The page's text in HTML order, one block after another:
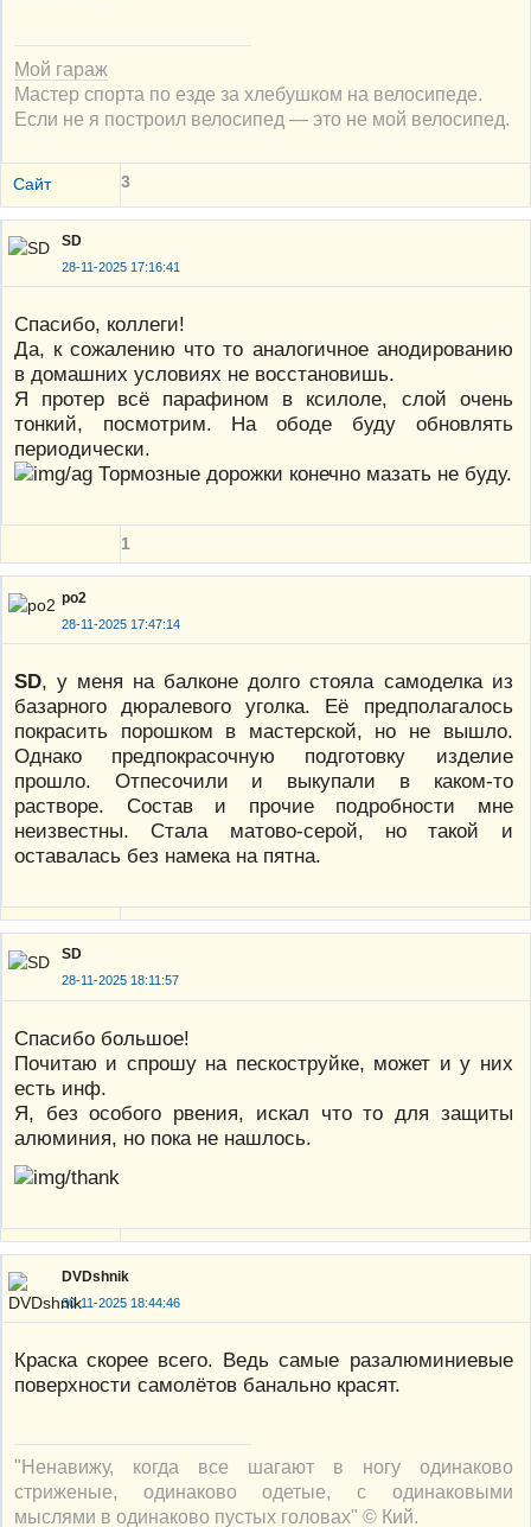
Мой гараж
Мастер спорта по езде за хлебушком на велосипеде.
Если не я построил велосипед — это не мой велосипед.
Сайт 3
SD
28-11-2025 17:16:41
Спасибо, коллеги!
Да, к сожалению что то аналогичное анодированию
в домашних условиях не восстановишь.
Я протер всё парафином в ксилоле, слой очень
тонкий, посмотрим. На ободе буду обновлять
периодически.
Тормозные дорожки конечно мазать не буду.
1
po2
28-11-2025 17:47:14
SD, у меня на балконе долго стояла самоделка из
базарного дюралевого уголка. Её предполагалось
покрасить порошком в мастерской, но не вышло.
Однако предпокрасочную подготовку изделие
прошло. Отпесочили и выкупали в каком-то
растворе. Состав и прочие подробности мне
неизвестны. Стала матово-серой, но такой и
оставалась без намека на пятна.
SD
28-11-2025 18:11:57
Спасибо большое!
Почитаю и спрошу на пескоструйке, может и у них
есть инф.
Я, без особого рвения, искал что то для защиты
алюминия, но пока не нашлось.
DVDshnik
30-11-2025 18:44:46
Краска скорее всего. Ведь самые разалюминиевые
поверхности самолётов банально красят.
"Ненавижу, когда все шагают в ногу одинаково
стриженые, одинаково одетые, с одинаковыми
мыслями в одинаково пустых головах" © Кий.